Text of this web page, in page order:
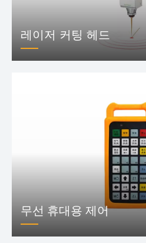
레이저 커팅 헤드
무선 휴대용 제어